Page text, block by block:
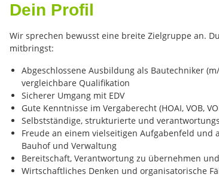
Dein Profil
Wir sprechen bewusst eine breite Zielgruppe an.
mitbringst:
Abgeschlossene Ausbildung als Bautechniker
vergleichbare Qualifikation
Sicherer Umgang mit EDV
Gute Kenntnisse im Vergaberecht (HOAI, VOB,
Selbstständige, strukturierte und
Freude an einem vielseitigen Aufgabenfeld und
Bauhof und Verwaltung
Bereitschaft, Verantwortung zu übernehmen
Wirtschaftliches Denken und organisatorische